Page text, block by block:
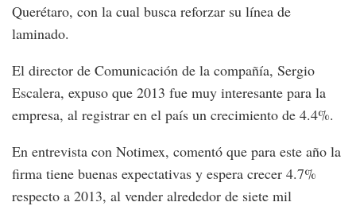
Querétaro, con la cual busca reforzar su línea de
laminado.
El director de Comunicación de la compañía, Sergio
Escalera, expuso que 2013 fue muy interesante para la
empresa, al registrar en el país un crecimiento de 4.4%.
En entrevista con Notimex, comentó que para este año la
firma tiene buenas expectativas y espera crecer 4.7%
respecto a 2013, al vender alrededor de siete mil